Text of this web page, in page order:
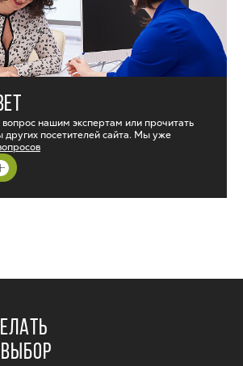
нашим экспертам или прочитать
других посетителей сайта. Мы уже